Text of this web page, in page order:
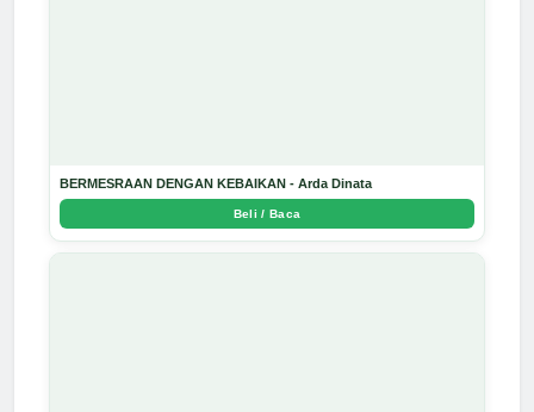
BERMESRAAN DENGAN KEBAIKAN - Arda Dinata
Beli / Baca